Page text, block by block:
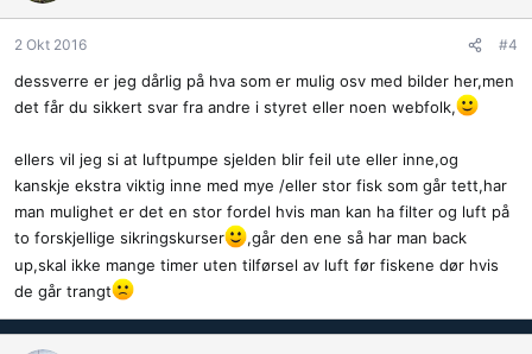
2 Okt 2016 #4
dessverre er jeg dårlig på hva som er mulig osv med bilder her,men
det får du sikkert svar fra andre i styret eller noen webfolk,
ellers vil jeg si at luftpumpe sjelden blir feil ute eller inne,og
kanskje ekstra viktig inne med mye /eller stor fisk som går tett,har
man mulighet er det en stor fordel hvis man kan ha filter og luft på
to forskjellige sikringskurser
,går den ene så har man back
up,skal ikke mange timer uten tilførsel av luft før fiskene dør hvis
de går trangt